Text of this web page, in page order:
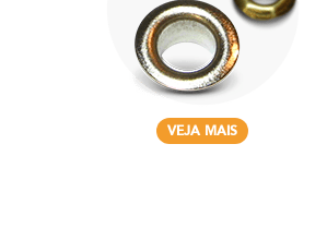
VEJA MAIS